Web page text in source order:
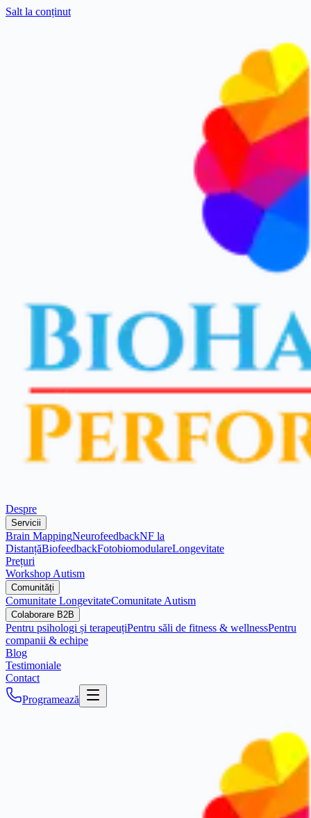
Salt la conținut
Despre
Servicii
Brain MappingNeurofeedbackNF la
DistanțăBiofeedbackFotobiomodulareLongevitate
Prețuri
Workshop Autism
Comunități
Comunitate LongevitateComunitate Autism
Colaborare B2B
Pentru psihologi și terapeuțiPentru săli de fitness & wellnessPentru
companii & echipe
Blog
Testimoniale
Contact
Programează